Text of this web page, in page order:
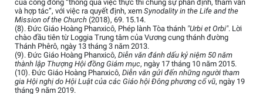
của công đồng “thông qua việc thực thi chung sự phân định, tham vấn
và hợp tác”, với việc ra quyết định, xem Synodality in the Life and the
Mission of the Church (2018), 69. 15.14.
(8). Đức Giáo Hoàng Phanxicô, Phép lành Tòa thánh "Urbi et Orbi". Lời
chào đầu tiên từ Loggia Trung tâm của Vương cung thánh đường
Thánh Phêrô, ngày 13 tháng 3 năm 2013.
(9). Đức Giáo Hoàng Phanxicô, Diễn văn đánh dấu kỷ niệm 50 năm
thành lập Thượng Hội đồng Giám mục, ngày 17 tháng 10 năm 2015.
(10). Đức Giáo Hoàng Phanxicô, Diễn văn gửi đến những người tham
gia Hội nghị do Hội Luật của các Giáo hội Đông phương cổ vũ, ngày 19
tháng 9 năm 2019.